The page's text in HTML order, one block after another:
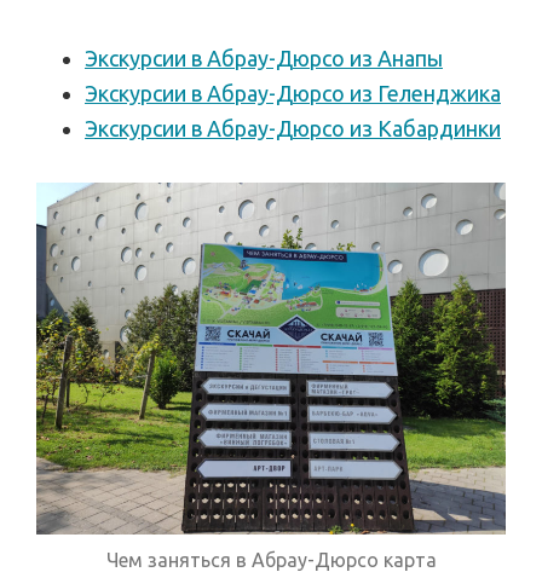
Экскурсии в Абрау-Дюрсо из Анапы
Экскурсии в Абрау-Дюрсо из Геленджика
Экскурсии в Абрау-Дюрсо из Кабардинки
Чем заняться в Абрау-Дюрсо карта